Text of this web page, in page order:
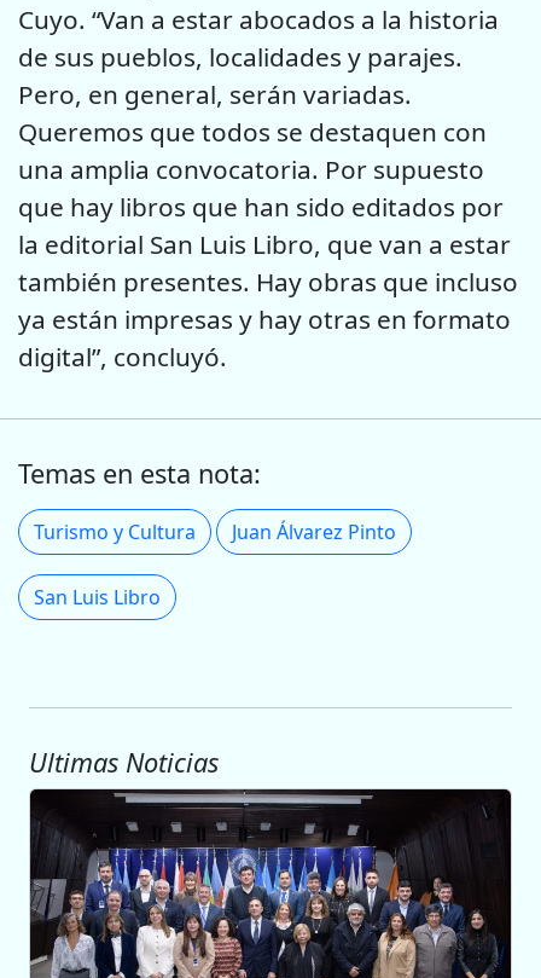
Cuyo. “Van a estar abocados a la historia
de sus pueblos, localidades y parajes.
Pero, en general, serán variadas.
Queremos que todos se destaquen con
una amplia convocatoria. Por supuesto
que hay libros que han sido editados por
la editorial San Luis Libro, que van a estar
también presentes. Hay obras que incluso
ya están impresas y hay otras en formato
digital”, concluyó.
Temas en esta nota:
Turismo y Cultura Juan Álvarez Pinto
San Luis Libro
Ultimas Noticias